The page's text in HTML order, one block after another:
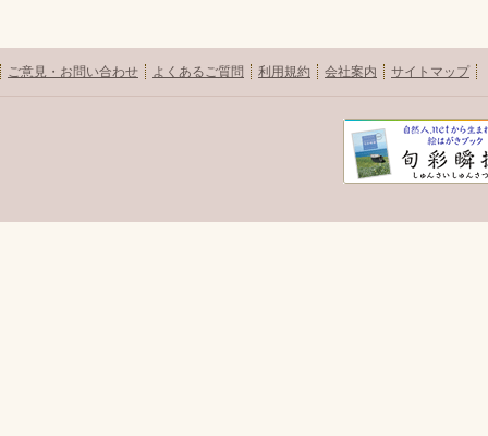
ご意見・お問い合わせ よくあるご質問 利用規約 会社案内 サイトマップ